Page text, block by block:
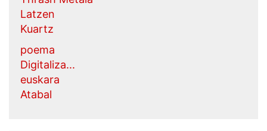
Latzen
Kuartz
poema
Digitaliza...
euskara
Atabal